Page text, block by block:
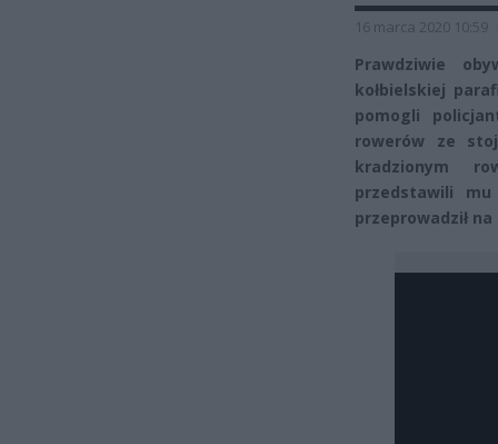
16 marca 2020 10:59
Prawdziwie
kołbielskiej
pomogli
rowerów ze
kradzionym
przedstawili
przeprowadził